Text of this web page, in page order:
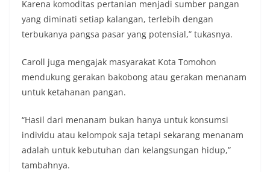
Karena komoditas pertanian menjadi sumber pangan
yang diminati setiap kalangan, terlebih dengan
terbukanya pangsa pasar yang potensial,” tukasnya.
Caroll juga mengajak masyarakat Kota Tomohon
mendukung gerakan bakobong atau gerakan menanam
untuk ketahanan pangan.
“Hasil dari menanam bukan hanya untuk konsumsi
individu atau kelompok saja tetapi sekarang menanam
adalah untuk kebutuhan dan kelangsungan hidup,”
tambahnya.